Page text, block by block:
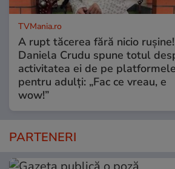
TVMania.ro
A rupt tăcerea fără nicio rușine!
Daniela Crudu spune totul
activitatea ei de pe platformele
pentru adulți: „Fac ce vreau, e
wow!”
PARTENERI